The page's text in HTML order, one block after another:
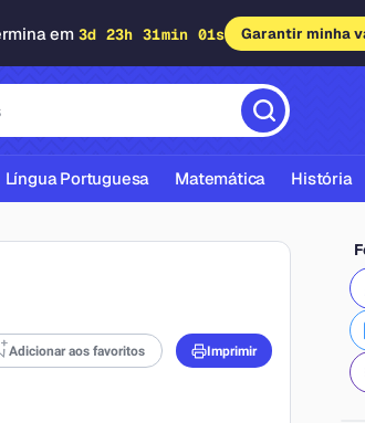
em 3d 23h 31min 00s Garantir minha
Língua Portuguesa Matemática História
Adicionar aos favoritos Imprimir